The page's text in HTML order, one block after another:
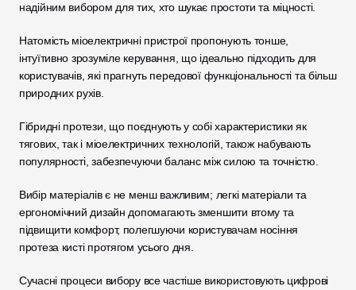
надійним вибором для тих, хто шукає простоти та міцності.
Натомість міоелектричні пристрої пропонують тонше,
інтуїтивно зрозуміле керування, що ідеально підходить для
користувачів, які прагнуть передової функціональності та більш
природних рухів.
Гібридні протези, що поєднують у собі характеристики як
тягових, так і міоелектричних технологій, також набувають
популярності, забезпечуючи баланс між силою та точністю.
Вибір матеріалів є не менш важливим; легкі матеріали та
ергономічний дизайн допомагають зменшити втому та
підвищити комфорт, полегшуючи користувачам носіння
протеза кисті протягом усього дня.
Сучасні процеси вибору все частіше використовують цифрові